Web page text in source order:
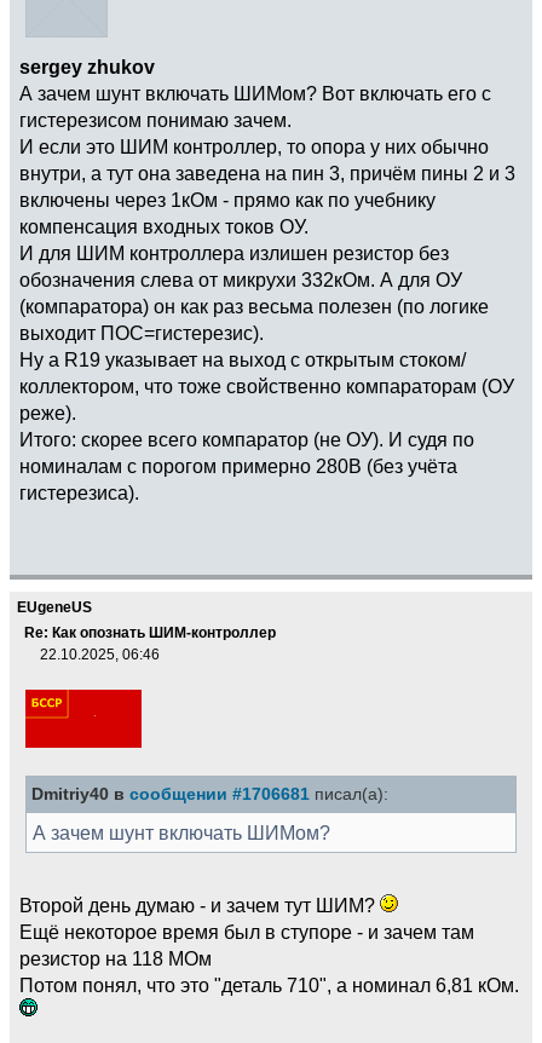
sergey zhukov
А зачем шунт включать ШИМом? Вот включать его с
гистерезисом понимаю зачем.
И если это ШИМ контроллер, то опора у них обычно
внутри, а тут она заведена на пин 3, причём пины 2 и 3
включены через 1кОм - прямо как по учебнику
компенсация входных токов ОУ.
И для ШИМ контроллера излишен резистор без
обозначения слева от микрухи 332кОм. А для ОУ
(компаратора) он как раз весьма полезен (по логике
выходит ПОС=гистерезис).
Ну а R19 указывает на выход с открытым стоком/
коллектором, что тоже свойственно компараторам (ОУ
реже).
Итого: скорее всего компаратор (не ОУ). И судя по
номиналам с порогом примерно 280В (без учёта
гистерезиса).
EUgeneUS
Re: Как опознать ШИМ-контроллер
22.10.2025, 06:46
Dmitriy40 в сообщении #1706681 писал(а):
А зачем шунт включать ШИМом?
Второй день думаю - и зачем тут ШИМ?
Ещё некоторое время был в ступоре - и зачем там
резистор на 118 МОм
Потом понял, что это "деталь 710", а номинал 6,81 кОм.